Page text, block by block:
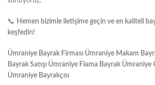
📞 Hemen bizimle iletişime geçin ve en kaliteli
keşfedin!
Ümraniye Bayrak Firması Ümraniye Makam
Bayrak Satışı Ümraniye Flama Bayrak Ümraniye
Ümraniye Bayrakçısı